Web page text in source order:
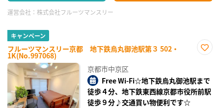
運営会社： 株式会社フルーツマンスリー
キャンペーン
フルーツマンスリー京都 地下鉄烏丸御池駅第３ 502・
1K(No.997068)
録
京都市中京区
Free Wi-Fi☆地下鉄烏丸御池駅まで
徒歩４分、地下鉄東西線京都市役所前駅
徒歩９分♪交通買い物便利です☆